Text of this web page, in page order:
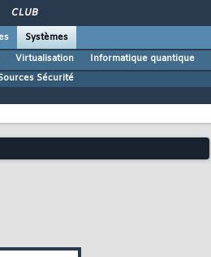
CLUB
Systèmes
Virtualisation Informatique quantique
Sécurité